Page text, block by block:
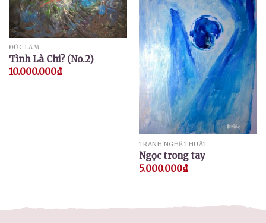
ĐỨC LÂM
Tình Là Chi? (No.2)
10.000.000₫
TRANH NGHỆ THUẬT
Ngọc trong tay
5.000.000₫